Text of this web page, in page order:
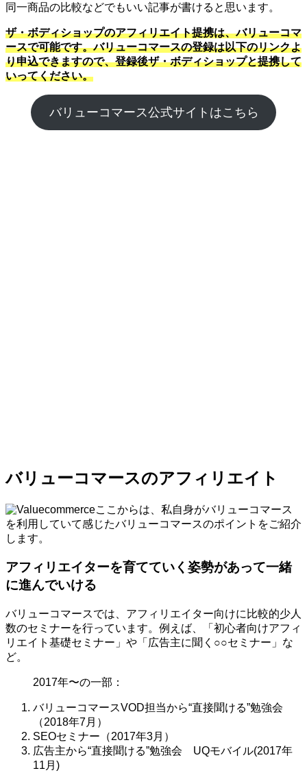
同一商品の比較などでもいい記事が書けると思います。
ザ・ボディショップのアフィリエイト提携は、バリューコマ
ースで可能です。バリューコマースの登録は以下のリンクよ
り申込できますので、登録後ザ・ボディショップと提携して
いってください。
バリューコマース公式サイトはこちら
バリューコマースのアフィリエイト
ここからは、私自身がバリューコマース
を利用していて感じたバリューコマースのポイントをご紹介
します。
アフィリエイターを育てていく姿勢があって一緒
に進んでいける
バリューコマースでは、アフィリエイター向けに比較的少人
数のセミナーを行っています。例えば、「初心者向けアフィ
リエイト基礎セミナー」や「広告主に聞く○○セミナー」な
ど。
2017年〜の一部：
バリューコマースVOD担当から“直接聞ける”勉強会
（2018年7月）
SEOセミナー（2017年3月）
広告主から“直接聞ける”勉強会 UQモバイル(2017年
11月)